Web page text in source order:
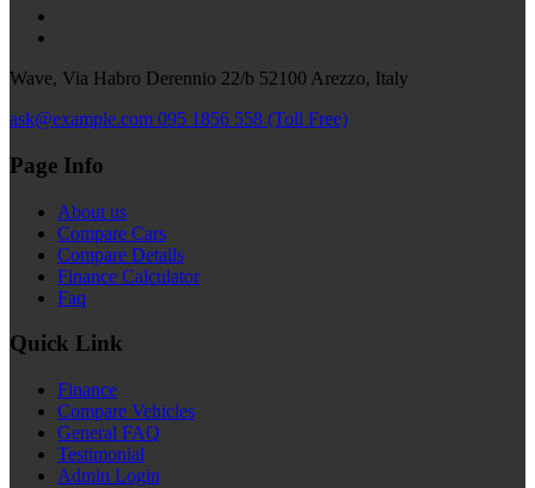
Wave, Via Habro Derennio 22/b 52100 Arezzo, Italy
ask@example.com 095 1856 558 (Toll Free)
Page Info
About us
Compare Cars
Compare Details
Finance Calculator
Faq
Quick Link
Finance
Compare Vehicles
General FAQ
Testimonial
Admin Login